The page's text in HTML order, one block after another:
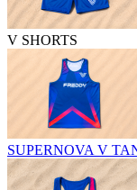
V SHORTS
SUPERNOVA V